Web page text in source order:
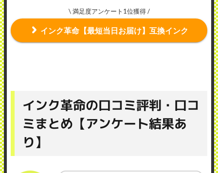
\ 満足度アンケート1位獲得 /
インク革命【最短当日お届け】互換インク
インク革命の口コミ評判・口コ
ミまとめ【アンケート結果あ
り】